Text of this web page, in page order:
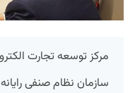
سازمان نظام صنفی